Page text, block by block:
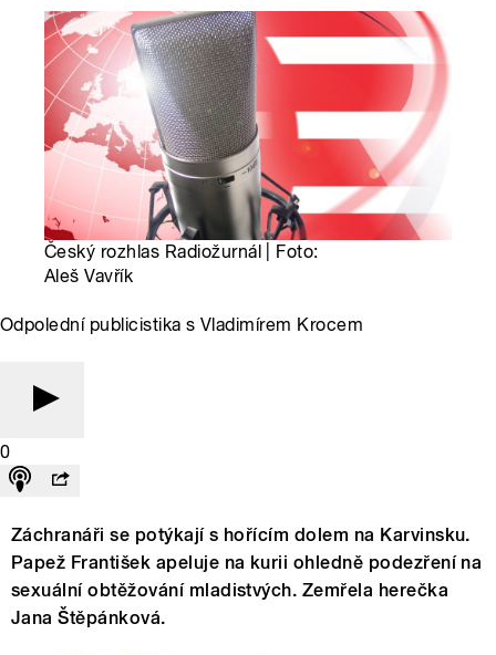
Český rozhlas Radiožurnál | Foto:
Aleš Vavřík
Odpolední publicistika s Vladimírem Krocem
0
Záchranáři se potýkají s hořícím dolem na Karvinsku.
Papež František apeluje na kurii ohledně podezření na
sexuální obtěžování mladistvých. Zemřela herečka
Jana Štěpánková.